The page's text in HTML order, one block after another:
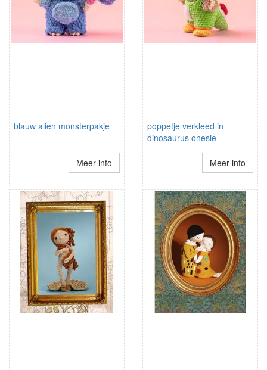
blauw alien monsterpakje
Meer info
poppetje verkleed in
dinosaurus onesie
Meer info